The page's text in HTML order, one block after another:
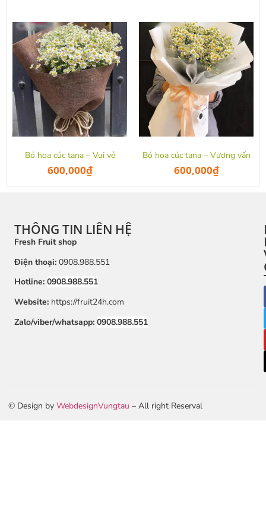
Bó hoa cúc tana – Vui vẻ
600,000₫
Bó hoa cúc tana – Vương vấn
600,000₫
THÔNG TIN LIÊN HỆ
Fresh Fruit shop
Điện thoại: 0908.988.551
Hotline: 0908.988.551
Website: https://fruit24h.com
Zalo/viber/whatsapp: 0908.988.551
© Design by WebdesignVungtau – All right Reserval